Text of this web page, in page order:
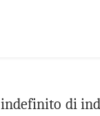
di